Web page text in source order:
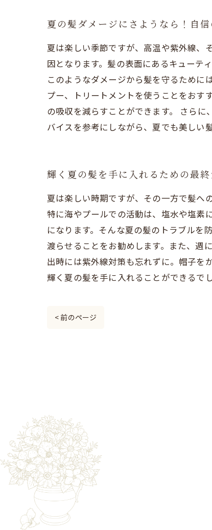
夏の髪ダメージにさようなら！自
夏は楽しい季節ですが、高温や紫外線、
因となります。髪の表面にあるキューテ
このようなダメージから髪を守るために
プー、トリートメントを使うことをおす
の吸収を減らすことができます。 さら
バイスを参考にしながら、夏でも美しい
輝く夏の髪を手に入れるための最終
夏は楽しい時期ですが、その一方で髪へ
特に海やプールでの活動は、塩水や塩素
になります。そんな夏の髪のトラブルを
渡らせることをお勧めします。また、週
出時には紫外線対策も忘れずに。帽子を
輝く夏の髪を手に入れることができるで
< 前のページ